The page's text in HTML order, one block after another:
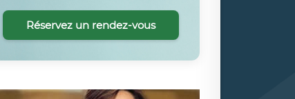
Réservez un rendez-vous